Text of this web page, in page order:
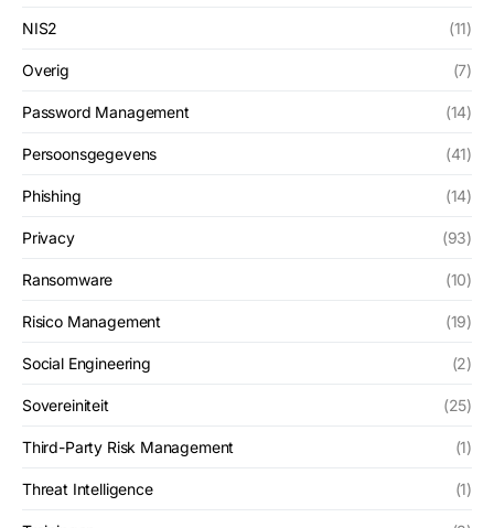
NIS2 (11)
Overig (7)
Password Management (14)
Persoonsgegevens (41)
Phishing (14)
Privacy (93)
Ransomware (10)
Risico Management (19)
Social Engineering (2)
Sovereiniteit (25)
Third-Party Risk Management (1)
Threat Intelligence (1)